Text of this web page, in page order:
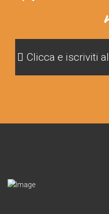
Clicca e iscriviti